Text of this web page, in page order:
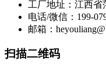
工厂地址：江西省
电话/微信：199-
邮箱：
扫描二维码